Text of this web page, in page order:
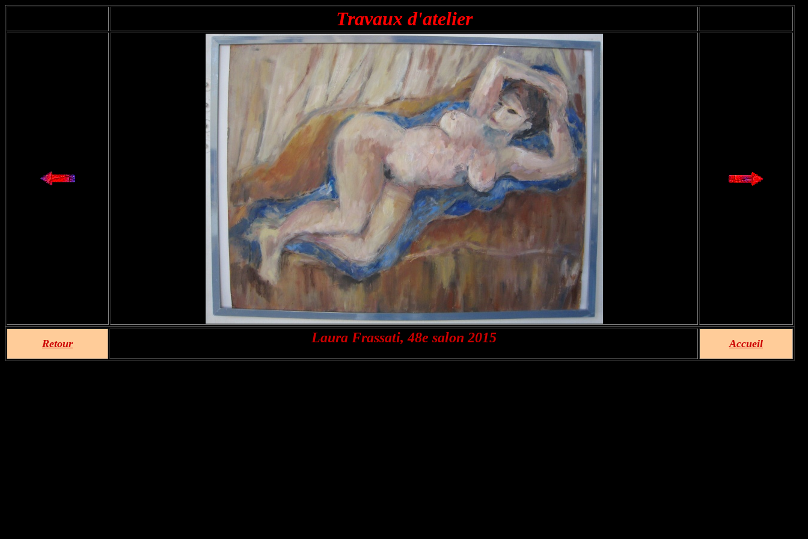
Travaux d'atelier
Retour Laura Frassati, 48e salon 2015 Accueil